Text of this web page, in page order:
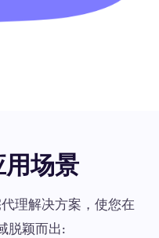
用场景
理解决方案，使您在
脱颖而出: